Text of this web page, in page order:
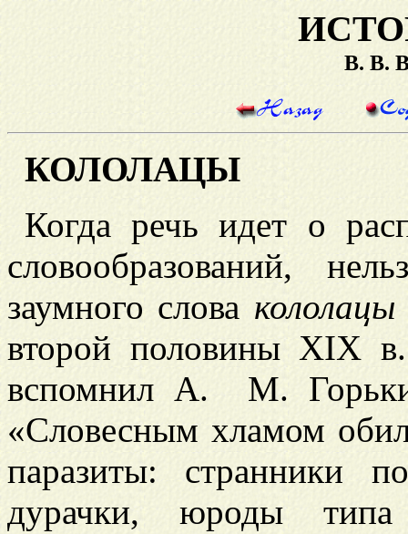
В. В.
КОЛОЛАЦЫ
Когда речь идет о
словообразований,
заумного слова кололацы
второй половины XIX
вспомнил А. М.
«Словесным хламом
паразиты: странники
дурачки, юроды типа